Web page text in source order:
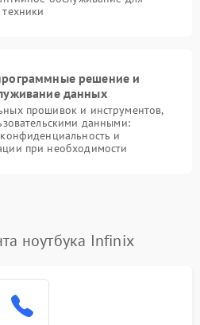
решение и
данных
прошивок и инструментов,
данными:
и
при необходимости
ноутбука Infinix